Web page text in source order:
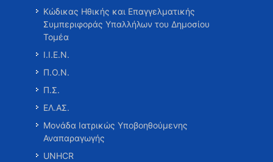
Κώδικας Ηθικής και Επαγγελματικής
Συμπεριφοράς Υπαλλήλων του Δημοσίου
Τομέα
Ι.Ι.Ε.Ν.
Π.Ο.Ν.
Π.Σ.
ΕΛ.ΑΣ.
Μονάδα Ιατρικώς Υποβοηθούμενης
Αναπαραγωγής
UNHCR